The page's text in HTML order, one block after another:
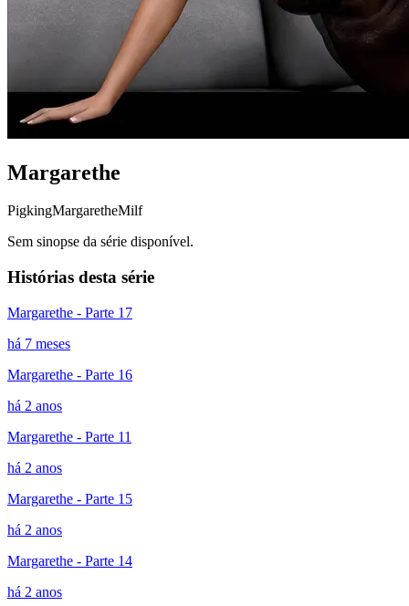
Margarethe
PigkingMargaretheMilf
Sem sinopse da série disponível.
Histórias desta série
Margarethe - Parte 17
há 7 meses
Margarethe - Parte 16
há 2 anos
Margarethe - Parte 11
há 2 anos
Margarethe - Parte 15
há 2 anos
Margarethe - Parte 14
há 2 anos